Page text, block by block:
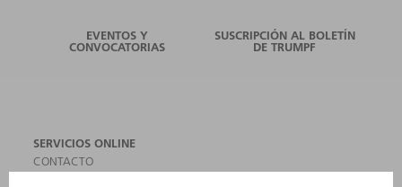
EVENTOS Y
CONVOCATORIAS
SUSCRIPCIÓN AL BOLETÍN
DE TRUMPF
SERVICIOS ONLINE
CONTACTO